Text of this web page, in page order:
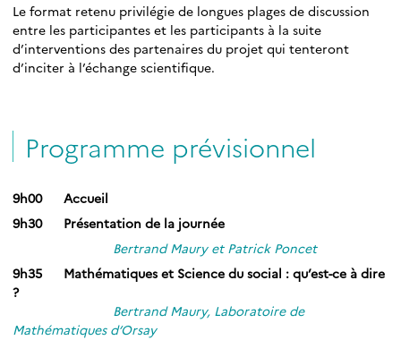
Le format retenu privilégie de longues plages de discussion
entre les participantes et les participants à la suite
d’interventions des partenaires du projet qui tenteront
d’inciter à l’échange scientifique.
Programme prévisionnel
9h00 Accueil
9h30 Présentation de la journée
Bertrand Maury et Patrick Poncet
9h35 Mathématiques et Science du social : qu’est-ce à dire
?
Bertrand Maury, Laboratoire de
Mathématiques d’Orsay